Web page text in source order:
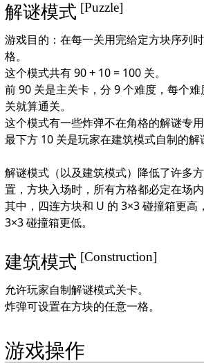
解谜模式 [Puzzle]
游戏目的：在每一关用完给定方块序列
格。
这个模式共有 90 + 10 = 100 关。
前 90 关是主关卡，分 9 个难度，每个
关就算通关。
这个模式有一些炸弹不在角格的解谜专用
最下方 10 关是玩家在建筑模式自制的解
解谜模式（以及建筑模式）降低了许多
置，方块入场时，所有方格都必定在场内
其中，四连方块和 U 的 3×3 碰撞箱更高
3×3 碰撞箱更低。
建筑模式 [Construction]
允许玩家自制解谜模式关卡。
炸弹可设置在方块的任意一格。
游戏操作